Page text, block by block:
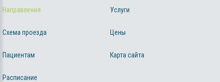
Направления Услуги
Схема проезда Цены
Пациентам Карта сайта
Расписание